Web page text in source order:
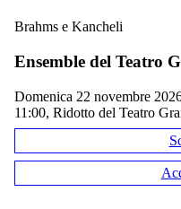
Brahms e Kancheli
Ensemble del Teatro
domenica 22 novembre
11:00, Ridotto del Teatro